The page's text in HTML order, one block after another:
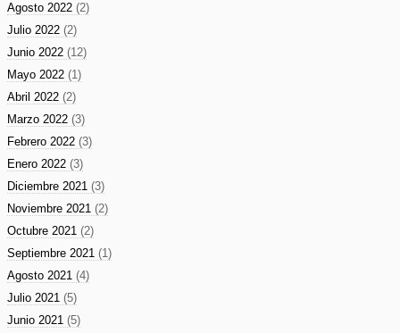
Agosto 2022 (2)
Julio 2022 (2)
Junio 2022 (12)
Mayo 2022 (1)
Abril 2022 (2)
Marzo 2022 (3)
Febrero 2022 (3)
Enero 2022 (3)
Diciembre 2021 (3)
Noviembre 2021 (2)
Octubre 2021 (2)
Septiembre 2021 (1)
Agosto 2021 (4)
Julio 2021 (5)
Junio 2021 (5)